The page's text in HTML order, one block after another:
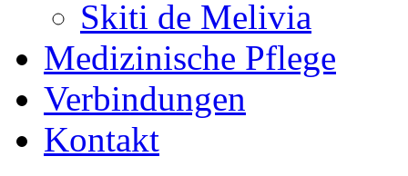
Skiti de Melivia
Medizinische Pflege
Verbindungen
Kontakt